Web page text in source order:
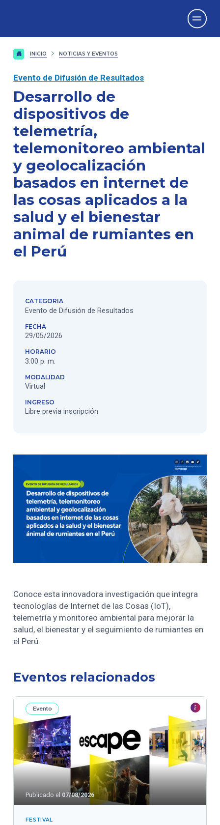
INICIO NOTICIAS Y EVENTOS
Evento de Difusión de Resultados
Desarrollo de
dispositivos de
telemetría,
telemonitoreo ambiental
y geolocalización
basados en internet de
las cosas aplicados a la
salud y el bienestar
animal de rumiantes en
el Perú
CATEGORÍA
Evento de Difusión de Resultados
FECHA
29/05/2026
HORARIO
3:00 p. m.
MODALIDAD
Virtual
INGRESO
Libre previa inscripción
Conoce esta innovadora investigación que integra
tecnologías de Internet de las Cosas (IoT),
telemetría y monitoreo ambiental para mejorar la
salud, el bienestar y el seguimiento de rumiantes en
el Perú.
Eventos relacionados
Evento
Publicado el 07/08/2026
FESTIVAL